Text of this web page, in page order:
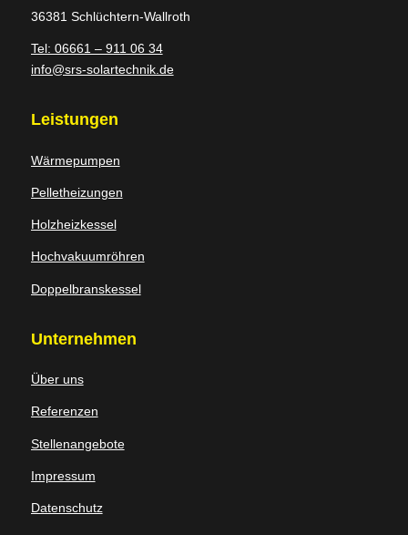
36381 Schlüchtern-Wallroth
Tel: 06661 – 911 06 34
info@srs-solartechnik.de
Leistungen
Wärmepumpen
Pelletheizungen
Holzheizkessel
Hochvakuumröhren
Doppelbranskessel
Unternehmen
Über uns
Referenzen
Stellenangebote
Impressum
Datenschutz